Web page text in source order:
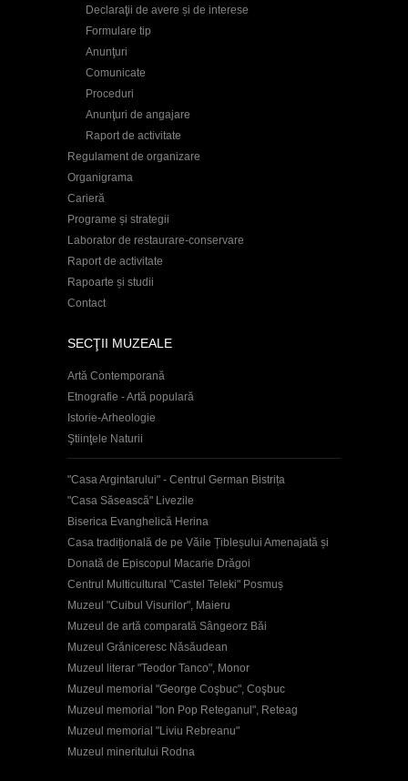
Declaraţii de avere și de interese
Formulare tip
Anunţuri
Comunicate
Proceduri
Anunţuri de angajare
Raport de activitate
Regulament de organizare
Organigrama
Carieră
Programe și strategii
Laborator de restaurare-conservare
Raport de activitate
Rapoarte și studii
Contact
SECŢII MUZEALE
Artă Contemporană
Etnografie - Artă populară
Istorie-Arheologie
Ştiinţele Naturii
"Casa Argintarului" - Centrul German Bistrița
"Casa Săsească" Livezile
Biserica Evanghelică Herina
Casa tradițională de pe Văile Țibleșului Amenajată și
Donată de Episcopul Macarie Drăgoi
Centrul Multicultural "Castel Teleki" Posmuș
Muzeul "Cuibul Visurilor", Maieru
Muzeul de artă comparată Sângeorz Băi
Muzeul Grăniceresc Năsăudean
Muzeul literar "Teodor Tanco", Monor
Muzeul memorial "George Coşbuc", Coşbuc
Muzeul memorial "Ion Pop Reteganul", Reteag
Muzeul memorial "Liviu Rebreanu"
Muzeul mineritului Rodna